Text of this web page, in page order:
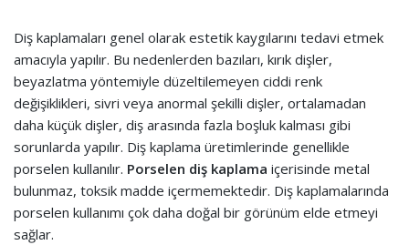
Diş kaplamaları genel olarak estetik kaygılarını tedavi etmek
amacıyla yapılır. Bu nedenlerden bazıları, kırık dişler,
beyazlatma yöntemiyle düzeltilemeyen ciddi renk
değişiklikleri, sivri veya anormal şekilli dişler, ortalamadan
daha küçük dişler, diş arasında fazla boşluk kalması gibi
sorunlarda yapılır. Diş kaplama üretimlerinde genellikle
porselen kullanılır. Porselen diş kaplama içerisinde metal
bulunmaz, toksik madde içermemektedir. Diş kaplamalarında
porselen kullanımı çok daha doğal bir görünüm elde etmeyi
sağlar.